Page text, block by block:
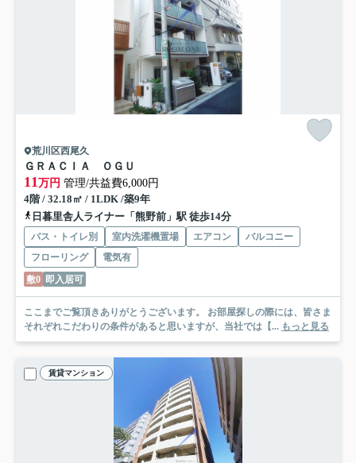
荒川区西尾久
ＧＲＡＣＩＡ ＯＧＵ
11万円 管理/共益費6,000円
4階 / 32.18㎡ / 1LDK /築9年
日暮里舎人ライナー「熊野前」駅 徒歩14分
バス・トイレ別 室内洗濯機置場 エアコン
バルコニー
フローリング
電気有
敷0 即入居可
ここまでご覧頂きありがとうございます。 お部屋探しの際には、皆さま
それぞれこだわりの条件があると思いますが、当社では【... もっと見る
賃貸マンション